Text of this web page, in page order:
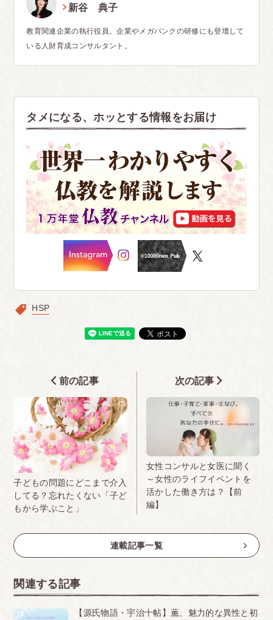
新谷 典子
教育関連企業の執行役員。企業やメガバンクの研修にも登壇して
いる人財育成コンサルタント。
タメになる、ホッとする情報をお届け
HSP
前の記事
子どもの問題にどこまで介入
してる？忘れたくない「子ど
もから学ぶこと」
女性コンサルと女医に聞く
～女性のライフイベントを
活かした働き方は？【前
編】
次の記事
連載記事一覧
関連する記事
【源氏物語・宇治十帖】薫、魅力的な異性と初